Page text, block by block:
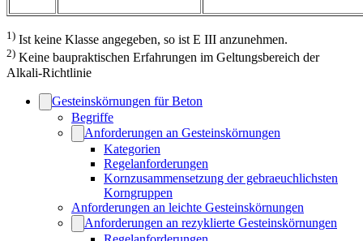
1) Ist keine Klasse angegeben, so ist E III anzunehmen.
2) Keine baupraktischen Erfahrungen im Geltungsbereich der
Alkali-Richtlinie
Gesteinskörnungen für Beton
Begriffe
Anforderungen an Gesteinskörnungen
Kategorien
Regelanforderungen
Kornzusammensetzung der gebraeuchlichsten
Korngruppen
Anforderungen an leichte Gesteinskörnungen
Anforderungen an rezyklierte Gesteinskörnungen